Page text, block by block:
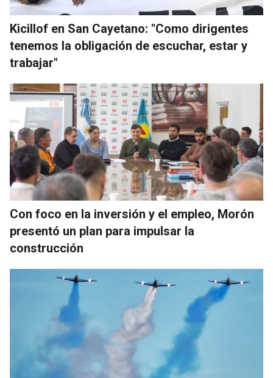
Kicillof en San Cayetano: "Como dirigentes
tenemos la obligación de escuchar, estar y
trabajar"
Con foco en la inversión y el empleo, Morón
presentó un plan para impulsar la
construcción